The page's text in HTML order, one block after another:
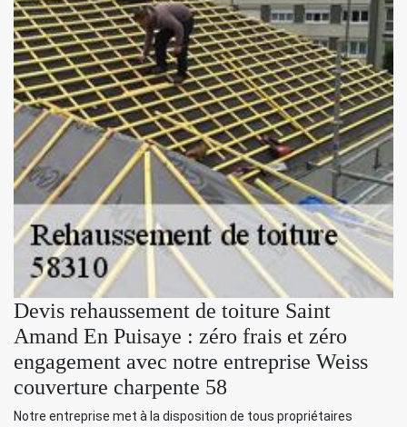
Devis rehaussement de toiture Saint
Amand En Puisaye : zéro frais et zéro
engagement avec notre entreprise Weiss
couverture charpente 58
Notre entreprise met à la disposition de tous propriétaires